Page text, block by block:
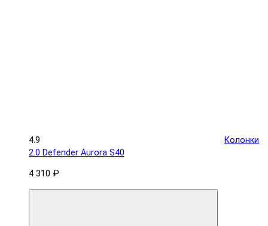
4.9
Колонки
2.0 Defender Aurora S40
4 310 ₽